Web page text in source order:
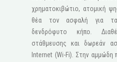
χρηματοκιβώτιο, ατομική
θέα τον ασφαλή για τα
δενδρόφυτο κήπο.
στάθμευσης και δωρεάν
Internet (Wi-Fi). Στην αμμώδη